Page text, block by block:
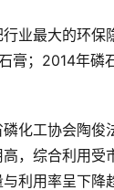
最大的环保隐
膏；2014年磷
工协会陶俊法
，综合利用受
利用率呈下降